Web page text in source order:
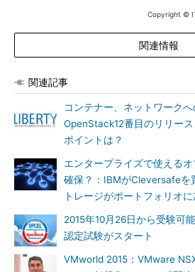
Copyright ©
関連情報
関連記事
コンテナー、ネットワークへ
OpenStack12番目のリリー
ポイントは？
エンタープライズで使える
確保？：IBMがCleversafeを
トレージがポートフォリオ
2015年10月26日から受験可
認定試験がスタート
VMworld 2015：VMware